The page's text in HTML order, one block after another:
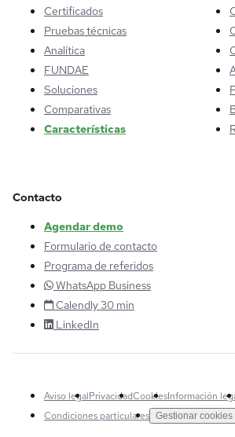
Certificados
Pruebas técnicas
Analítica
FUNDAE
Soluciones
Comparativas
Características
Contacto
Agendar demo
Formulario de contacto
Programa de referidos
WhatsApp Business
Calendly 30 min
LinkedIn
Aviso legalPrivacidadCookiesInformación
Condiciones particulares Gestionar cookies